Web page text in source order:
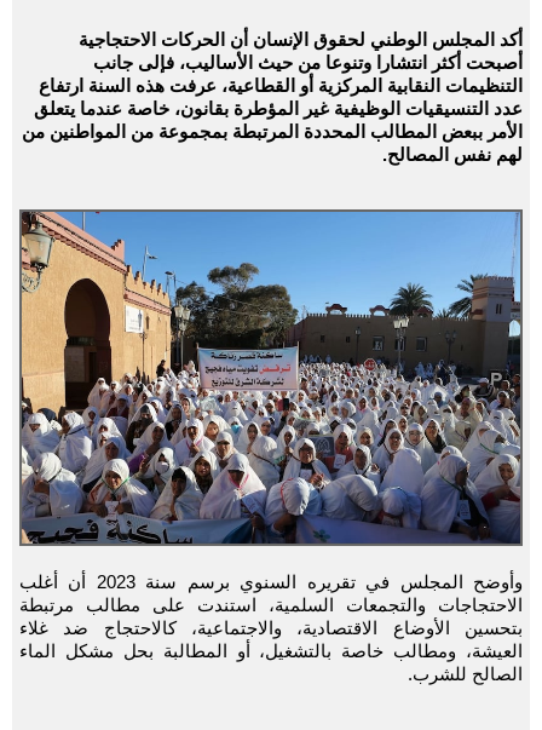
أكد المجلس الوطني لحقوق الإنسان أن الحركات الاحتجاجية
أصبحت أكثر انتشارا وتنوعا من حيث الأساليب، فإلى جانب
التنظيمات النقابية المركزية أو القطاعية، عرفت هذه السنة ارتفاع
عدد التنسيقيات الوظيفية غير المؤطرة بقانون، خاصة عندما يتعلق
الأمر ببعض المطالب المحددة المرتبطة بمجموعة من المواطنين من
لهم نفس المصالح.
وأوضح المجلس في تقريره السنوي برسم سنة 2023 أن أغلب
الاحتجاجات والتجمعات السلمية، استندت على مطالب مرتبطة
بتحسين الأوضاع الاقتصادية، والاجتماعية، كالاحتجاج ضد غلاء
العيشة، ومطالب خاصة بالتشغيل، أو المطالبة بحل مشكل الماء
الصالح للشرب.